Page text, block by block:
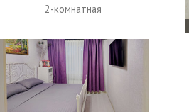
2-комнатная